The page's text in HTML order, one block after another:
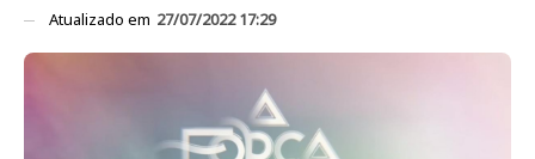
Atualizado em 27/07/2022 17:29